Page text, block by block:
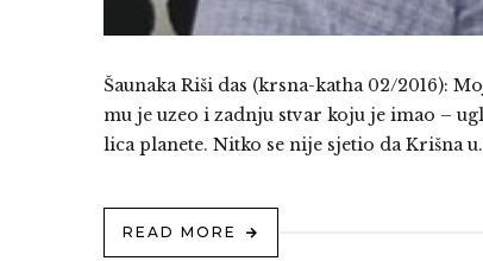
Šaunaka Riši das (krsna-katha 02/2016):
mu je uzeo i zadnju stvar koju je imao –
lica planete. Nitko se nije sjetio da Krišna
READ MORE